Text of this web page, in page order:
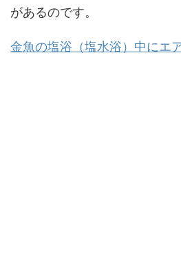
があるのです。
金魚の塩浴（塩水浴）中にエ